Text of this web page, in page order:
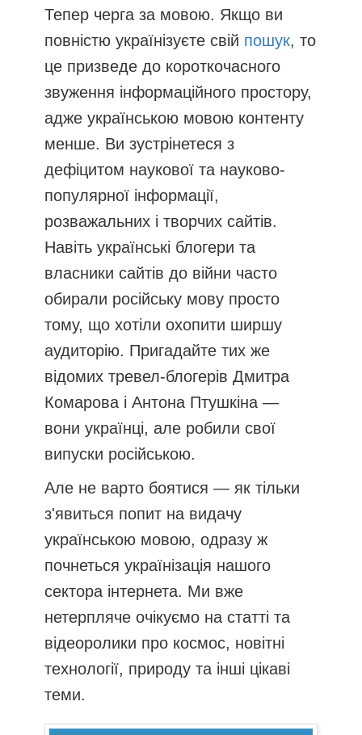
Тепер черга за мовою. Якщо ви
повністю українізуєте свій пошук, то
це призведе до короткочасного
звуження інформаційного простору,
адже українською мовою контенту
менше. Ви зустрінетеся з
дефіцитом наукової та науково-
популярної інформації,
розважальних і творчих сайтів.
Навіть українські блогери та
власники сайтів до війни часто
обирали російську мову просто
тому, що хотіли охопити ширшу
аудиторію. Пригадайте тих же
відомих тревел-блогерів Дмитра
Комарова і Антона Птушкіна —
вони українці, але робили свої
випуски російською.
Але не варто боятися — як тільки
з'явиться попит на видачу
українською мовою, одразу ж
почнеться українізація нашого
сектора інтернета. Ми вже
нетерпляче очікуємо на статті та
відеоролики про космос, новітні
технології, природу та інші цікаві
теми.